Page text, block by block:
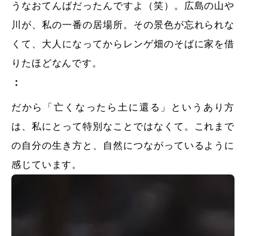
うなおてんばだったんですよ（笑）。広島の山や
川が、私の一番の居場所。その景色が忘れられな
くて、大人になってからレンゲ畑のそばに家を借
りたほどなんです。
：
だから「亡くなったら土に還る」というあり方
は、私にとって特別なことではなくて。これまで
の自分の生き方と、自然につながっているように
感じています。